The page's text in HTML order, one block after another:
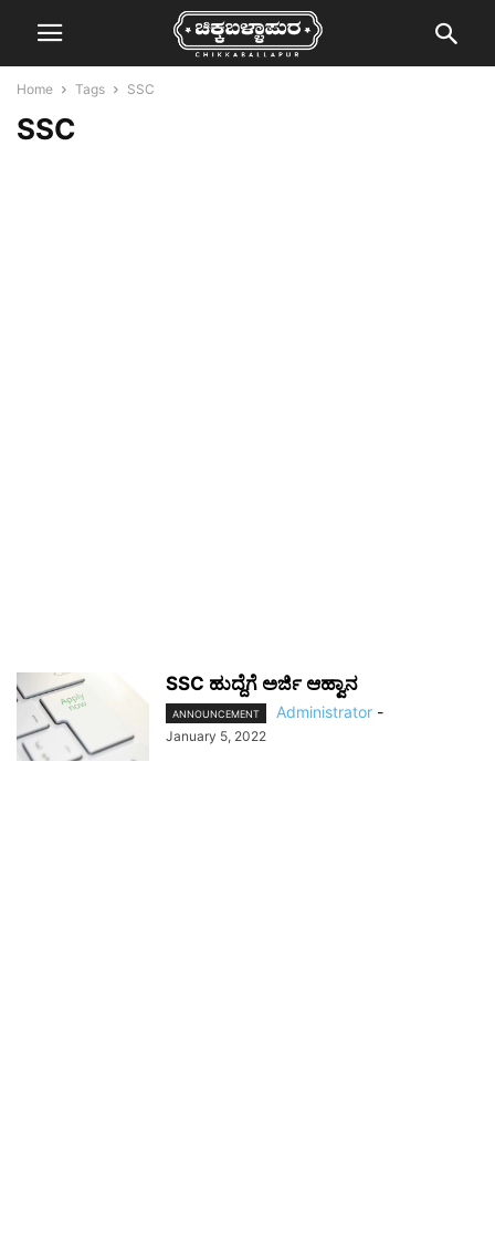
Home Tags SSC
SSC
SSC ಹುದ್ದೆಗೆ ಅರ್ಜಿ‌ ಆಹ್ವಾನ
ANNOUNCEMENT Administrator -
January 5, 2022